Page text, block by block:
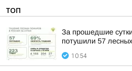
ТОП
За прошедшие
потушили 57
10:54